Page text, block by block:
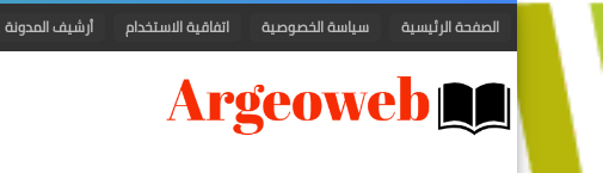
الصفحة الرئيسية سياسة الخصوصية اتفاقية الاستخدام أرشيف المدونة